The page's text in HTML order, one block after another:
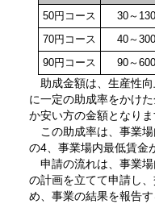
50円コース
30～
70円コース
40～
90円コース
90～
助成金額は、生産性向
に一定の助成率をかけ
か安い方の金額となりま
この助成率は、事業
の4、事業場内最低賃金
申請の流れは、事業場
の計画を立てて申請し
め、事業の結果を報告